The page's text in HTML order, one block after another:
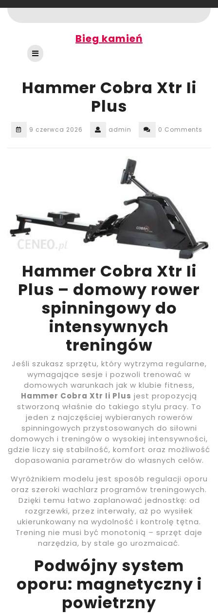
to
content
Bieg kamień
Open
Hammer Cobra Xtr Ii
Plus
9 czerwca 2026 admin 0 Comments
Hammer Cobra Xtr Ii
Plus – domowy rower
spinningowy do
intensywnych
treningów
Jeśli szukasz sprzętu, który wytrzyma regularne,
wymagające sesje i pozwoli trenować w
domowych warunkach jak w klubie fitness,
Hammer Cobra Xtr Ii Plus jest propozycją
stworzoną właśnie do takiego stylu pracy. To
jeden z najczęściej wybieranych rowerów
spinningowych przystosowanych do siłowni
domowych i treningów o wysokiej intensywności,
gdzie liczy się stabilność, komfort oraz możliwość
dopasowania parametrów do własnych celów.
Wyróżnikiem modelu jest sposób regulacji oporu
oraz szeroki wachlarz programów treningowych.
Dzięki temu łatwo zaplanować jednostkę: od
rozgrzewki, przez interwały, aż po wysiłek
ukierunkowany na wydolność i kontrolę tętna.
Trening nie musi być monotonią – sprzęt daje
narzędzia, by stale go urozmaicać.
Podwójny system
oporu: magnetyczny i
powietrzny